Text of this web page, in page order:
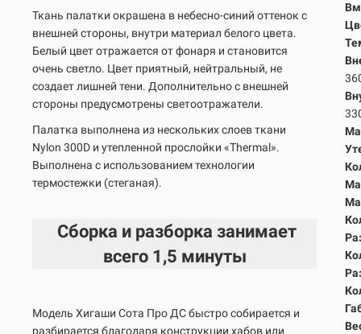
Ткань палатки окрашена в небесно-синий оттенок с
внешней стороны, внутри материал белого цвета.
Белый цвет отражается от фонаря и становится
очень светло. Цвет приятный, нейтральный, не
создает лишней тени. Дополнительно с внешней
стороны предусмотрены светоотражатели.
Палатка выполнена из нескольких слоев ткани
Nylon 300D и утепленной прослойки «Thermal».
Выполнена с использованием технологии
термостежки (стеганая).
Сборка и разборка занимает
всего 1,5 минуты
Модель Хигаши Сота Про ДС быстро собирается и
разбирается благодаря конструкции хабов или